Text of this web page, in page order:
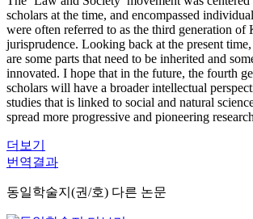
scholars at the time, and encompassed
were often referred to as the third generation of
jurisprudence. Looking back at the present
are some parts that need to be inherited and
innovated. I hope that in the future, the fourth
scholars will have a broader intellectual
studies that is linked to social and natural
spread more progressive and pioneering
더보기
번역결과
동일학술지(권/호) 다른 논문